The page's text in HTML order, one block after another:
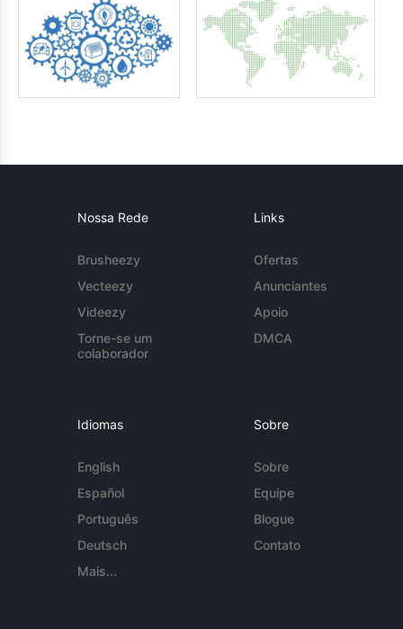
Nossa Rede
Brusheezy
Vecteezy
Videezy
Torne-se um
colaborador
Links
Ofertas
Anunciantes
Apoio
DMCA
Idiomas
English
Español
Português
Deutsch
Mais...
Sobre
Sobre
Equipe
Blogue
Contato